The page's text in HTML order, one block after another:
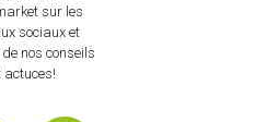
sur les
sociaux et
nos conseils
actuces!